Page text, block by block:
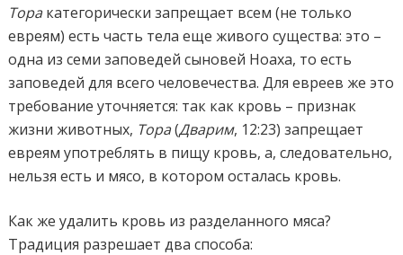
Тора категорически запрещает всем (не только
евреям) есть часть тела еще живого существа: это –
одна из семи заповедей сыновей Ноаха, то есть
заповедей для всего человечества. Для евреев же это
требование уточняется: так как кровь – признак
жизни животных, Тора(Дварим, 12:23) запрещает
евреям употреблять в пищу кровь, а, следовательно,
нельзя есть и мясо, в котором осталась кровь.
Как же удалить кровь из разделанного мяса?
Традиция разрешает два способа: